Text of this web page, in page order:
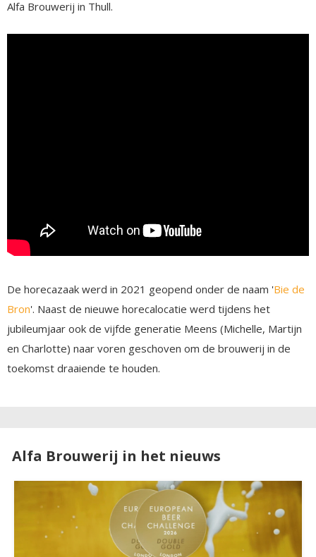
Alfa Brouwerij in Thull.
De horecazaak werd in 2021 geopend onder de naam 'Bie de
Bron'. Naast de nieuwe horecalocatie werd tijdens het
jubileumjaar ook de vijfde generatie Meens (Michelle, Martijn
en Charlotte) naar voren geschoven om de brouwerij in de
toekomst draaiende te houden.
Alfa Brouwerij in het nieuws